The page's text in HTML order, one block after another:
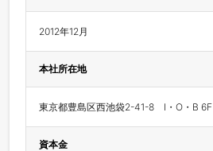
2012年12月
本社所在地
東京都豊島区西池袋2-41-8　I・O・B 6F
資本金